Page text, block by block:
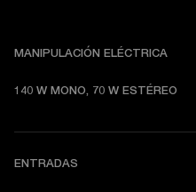
MANIPULACIÓN ELÉCTRICA
140 W MONO, 70 W ESTÉREO
ENTRADAS